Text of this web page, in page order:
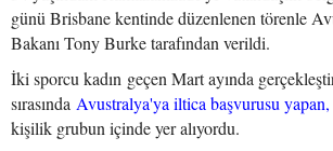
günü Brisbane kentinde düzenlenen törenle
Bakanı Tony Burke tarafından verildi.
İki sporcu kadın geçen Mart ayında
sırasında Avustralya'ya iltica başvurusu yapan,
kişilik grubun içinde yer alıyordu.